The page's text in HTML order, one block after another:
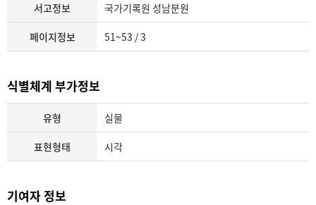
서고정보 국가기록원 성남분원
페이지정보 51~53 / 3
식별체계 부가정보
유형 실물
표현형태 시각
기여자 정보